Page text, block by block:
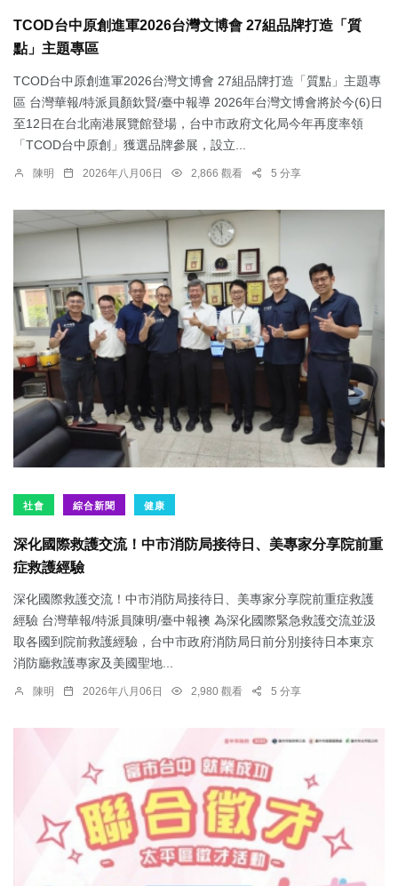
TCOD台中原創進軍2026台灣文博會 27組品牌打造「質
點」主題專區
TCOD台中原創進軍2026台灣文博會 27組品牌打造「質點」主題專
區 台灣華報/特派員顏欽賢/臺中報導 2026年台灣文博會將於今(6)日
至12日在台北南港展覽館登場，台中市政府文化局今年再度率領
「TCOD台中原創」獲選品牌參展，設立...
陳明 2026年八月06日 2,866 觀看 5 分享
社會 綜合新聞 健康
深化國際救護交流！中市消防局接待日、美專家分享院前重
症救護經驗
深化國際救護交流！中市消防局接待日、美專家分享院前重症救護
經驗 台灣華報/特派員陳明/臺中報襖 為深化國際緊急救護交流並汲
取各國到院前救護經驗，台中市政府消防局日前分別接待日本東京
消防廳救護專家及美國聖地...
陳明 2026年八月06日 2,980 觀看 5 分享